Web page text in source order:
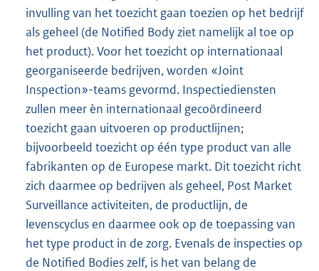
invulling van het toezicht gaan toezien op het bedrijf
als geheel (de Notified Body ziet namelijk al toe op
het product). Voor het toezicht op internationaal
georganiseerde bedrijven, worden «Joint
Inspection»-teams gevormd. Inspectiediensten
zullen meer èn internationaal gecoördineerd
toezicht gaan uitvoeren op productlijnen;
bijvoorbeeld toezicht op één type product van alle
fabrikanten op de Europese markt. Dit toezicht richt
zich daarmee op bedrijven als geheel, Post Market
Surveillance activiteiten, de productlijn, de
levenscyclus en daarmee ook op de toepassing van
het type product in de zorg. Evenals de inspecties op
de Notified Bodies zelf, is het van belang de